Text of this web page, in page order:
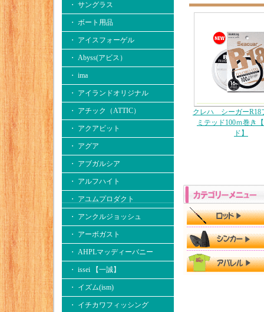
・ サングラス
・ ボート用品
・ アイスフォーゲル
・ Abyss(アビス）
・ ima
・ アイランドオリジナル
・ アチック（ATTIC）
・ アクアビット
・ アグア
・ アブガルシア
・ アルフハイト
・ アユムプロダクト
・ アンクルジョッシュ
・ アーボガスト
・ AHPLマッディーバニー
・ issei 【一誠】
・ イズム(ism)
・ イチカワフィッシング
クレハ シーガーR18
ミテッド100ｍ巻き
ド】